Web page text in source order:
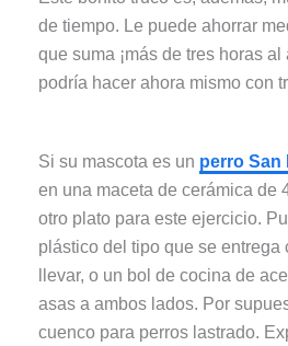
de tiempo. Le puede ahorrar
que suma ¡más de tres horas
podría hacer ahora mismo con
Si su mascota es un perro San
en una maceta de cerámica de
otro plato para este ejercicio.
plástico del tipo que se entrega
llevar, o un bol de cocina de
asas a ambos lados. Por
cuenco para perros lastrado.